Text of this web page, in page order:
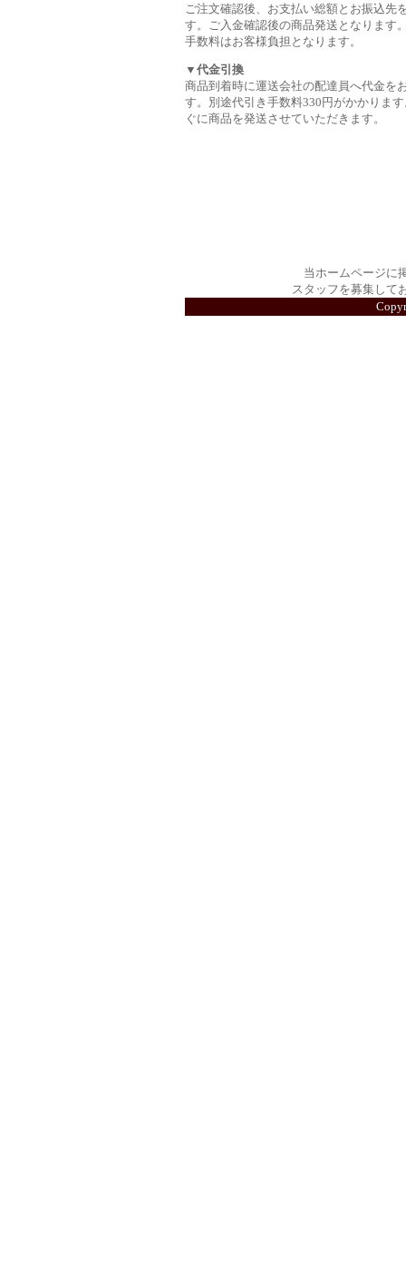
ご注文確認後、お支払い総額とお振込先
す。ご入金確認後の商品発送となります
手数料はお客様負担となります。
▼代金引換
商品到着時に運送会社の配達員へ代金を
す。別途代引き手数料330円がかかりま
ぐに商品を発送させていただきます。
当ホームページに
スタッフを募集して